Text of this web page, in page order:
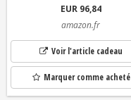
EUR 96,84
amazon.fr
Voir l'article cadeau
Marquer comme acheté